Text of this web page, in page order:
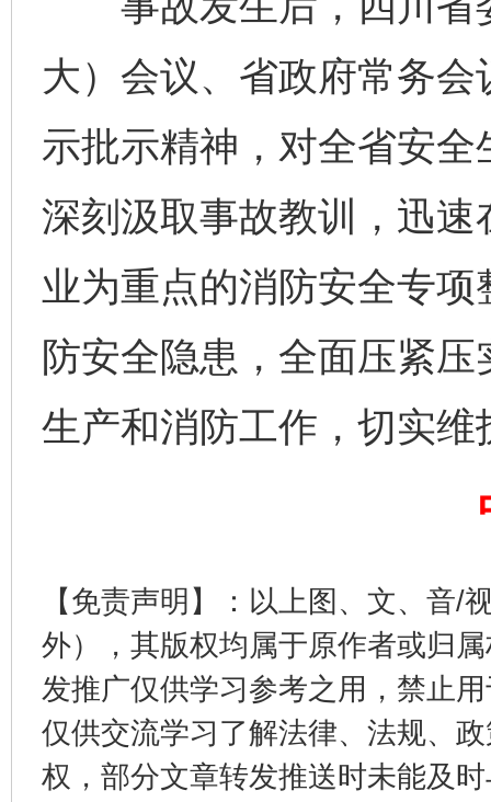
大）会议、省政府常务
示批示精神，对全省安
深刻汲取事故教训，迅
业为重点的消防安全专
防安全隐患，全面压紧
生产和消防工作，切实
【免责声明】：以上图、文、音/
外），其版权均属于原作者或归
发推广仅供学习参考之用，禁止
仅供交流学习了解法律、法规、
权，部分文章转发推送时未能及
东山县通报“牛蛙产品抗生素超标问题” 法